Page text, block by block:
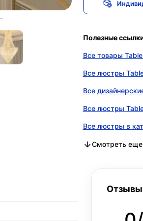
Полезные
Все товары
Все люстры
Все
Все люстры
Все люстры в
Все
Все люстры в
Смотреть еще
Отзывы